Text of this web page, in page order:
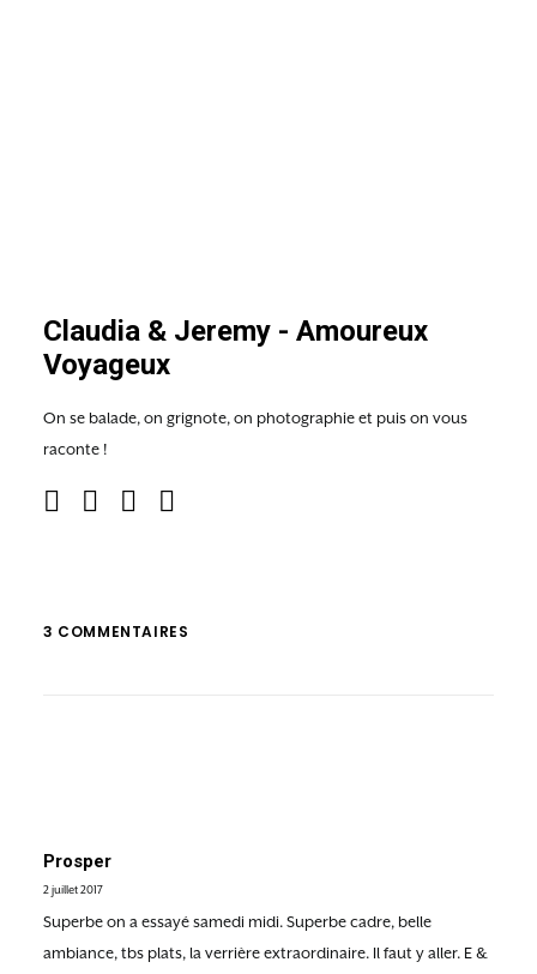
Claudia & Jeremy - Amoureux
Voyageux
On se balade, on grignote, on photographie et puis on vous
raconte !
3 COMMENTAIRES
Prosper
2 juillet 2017
Superbe on a essayé samedi midi. Superbe cadre, belle
ambiance, tbs plats, la verrière extraordinaire. Il faut y aller. E &